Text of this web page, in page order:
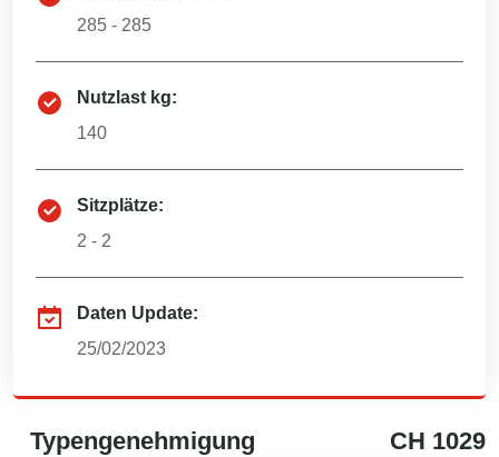
285 - 285
Nutzlast kg:
140
Sitzplätze:
2 - 2
Daten Update:
25/02/2023
Typengenehmigung CH 1029